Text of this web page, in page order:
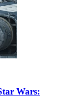
Wars: